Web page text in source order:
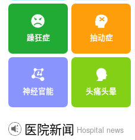
躁狂症 抽动症
神经官能 头痛头晕
医院新闻 Hospital news